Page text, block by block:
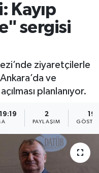
Kayıp
sergisi
ziyaretçilerle
ve
planlanıyor.
2
PAYLAŞIM
19
Fikstür